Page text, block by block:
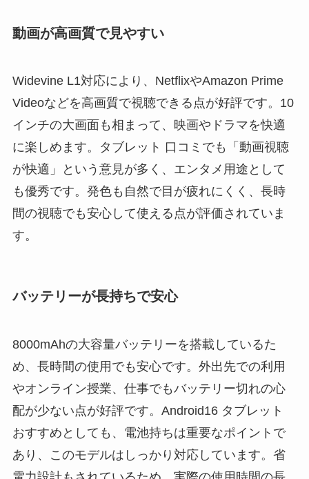
動画が高画質で見やすい
Widevine L1対応により、NetflixやAmazon Prime
Videoなどを高画質で視聴できる点が好評です。10
インチの大画面も相まって、映画やドラマを快適
に楽しめます。タブレット 口コミでも「動画視聴
が快適」という意見が多く、エンタメ用途として
も優秀です。発色も自然で目が疲れにくく、長時
間の視聴でも安心して使える点が評価されていま
す。
バッテリーが長持ちで安心
8000mAhの大容量バッテリーを搭載しているた
め、長時間の使用でも安心です。外出先での利用
やオンライン授業、仕事でもバッテリー切れの心
配が少ない点が好評です。Android16 タブレット
おすすめとしても、電池持ちは重要なポイントで
あり、このモデルはしっかり対応しています。省